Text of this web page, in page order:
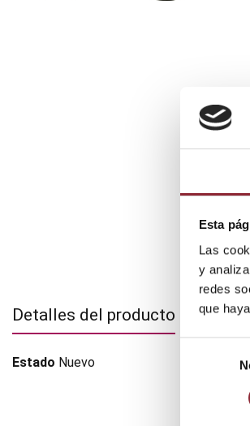
Esta
Las
y
redes
que
Detalles del producto
Estado Nuevo